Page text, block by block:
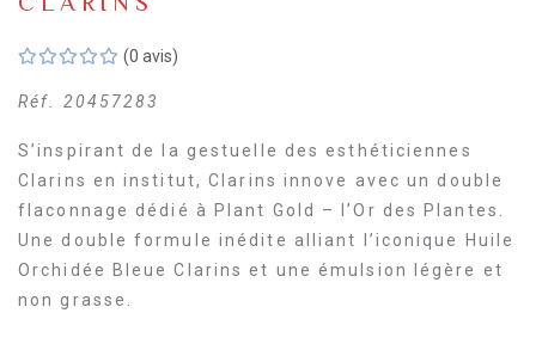
(0 avis)
Réf. 20457283
S’inspirant de la gestuelle des esthéticiennes
Clarins en institut, Clarins innove avec un double
flaconnage dédié à Plant Gold – l’Or des Plantes.
Une double formule inédite alliant l’iconique Huile
Orchidée Bleue Clarins et une émulsion légère et
non grasse.